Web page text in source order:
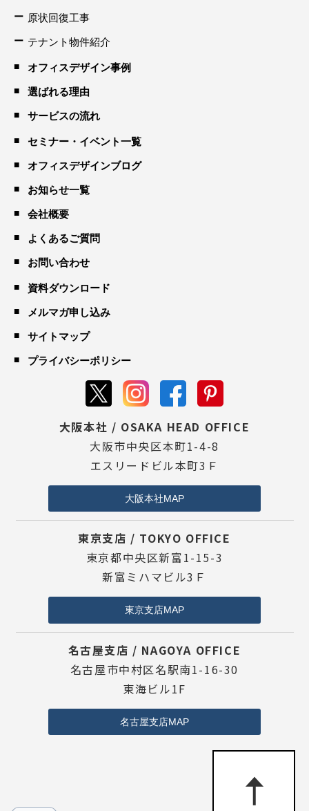
原状回復工事
テナント物件紹介
オフィスデザイン事例
選ばれる理由
サービスの流れ
セミナー・イベント一覧
オフィスデザインブログ
お知らせ一覧
会社概要
よくあるご質問
お問い合わせ
資料ダウンロード
メルマガ申し込み
サイトマップ
プライバシーポリシー
大阪本社 / OSAKA HEAD OFFICE
大阪市中央区本町1-4-8
エスリードビル本町3Ｆ
大阪本社MAP
東京支店 / TOKYO OFFICE
東京都中央区新富1-15-3
新富ミハマビル3Ｆ
東京支店MAP
名古屋支店 / NAGOYA OFFICE
名古屋市中村区名駅南1-16-30
東海ビル1F
名古屋支店MAP